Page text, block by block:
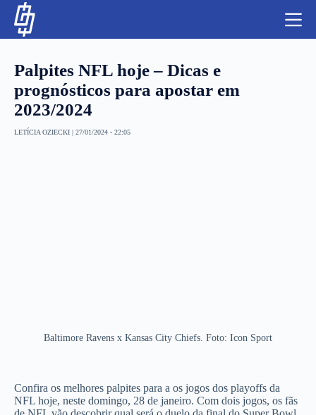
Palpites NFL hoje – Dicas e
prognósticos para apostar em
2023/2024
LETÍCIA OZIECKI | 27/01/2024 - 22:05
Baltimore Ravens x Kansas City Chiefs. Foto: Icon Sport
Confira os melhores palpites para a os jogos dos playoffs da
NFL hoje, neste domingo, 28 de janeiro. Com dois jogos, os fãs